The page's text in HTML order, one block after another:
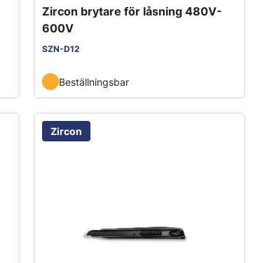
Zircon brytare för låsning 480V-
600V
SZN-D12
Beställningsbar
Zircon